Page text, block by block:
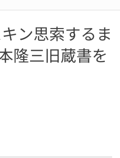
ン思索するま
隆三旧蔵書を